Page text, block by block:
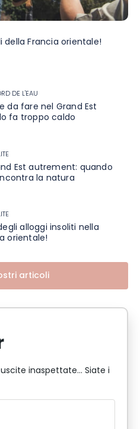
della Francia orientale!
DE L'EAU
da fare nel Grand Est
fa troppo caldo
Est autrement: quando
la natura
alloggi insoliti nella
orientale!
articoli
inaspettate... Siate i